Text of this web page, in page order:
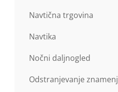
Navtična trgovina
Navtika
Nočni daljnogled
Odstranjevanje znamenj